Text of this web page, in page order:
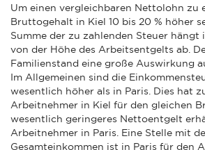
Um einen vergleichbaren Nettolohn zu
Bruttogehalt in Kiel 10 bis 20 % höher
Summe der zu zahlenden Steuer hängt
von der Höhe des Arbeitsentgelts ab.
Familienstand eine große Auswirkung
Im Allgemeinen sind die
wesentlich höher als in Paris. Dies hat
Arbeitnehmer in Kiel für den gleichen
wesentlich geringeres Nettoentgelt
Arbeitnehmer in Paris. Eine Stelle mit
Gesamteinkommen ist in Paris für den